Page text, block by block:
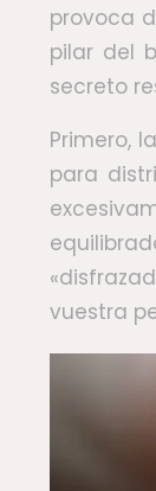
provoca
pilar del
secreto
Primero,
para
vuestra